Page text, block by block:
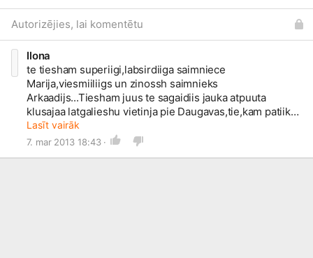
Autorizējies, lai komentētu
Ilona
te tiesham superiigi,labsirdiiga saimniece
Marija,viesmiiliigs un zinossh saimnieks
Arkaadijs...Tiesham juus te sagaidiis jauka atpuuta
klusajaa latgalieshu vietinja pie Daugavas,tie,kam patiik
aktiiva atpuuta,luudzu laivu noma...
Lasīt vairāk
7. mar 2013 18:43 ·